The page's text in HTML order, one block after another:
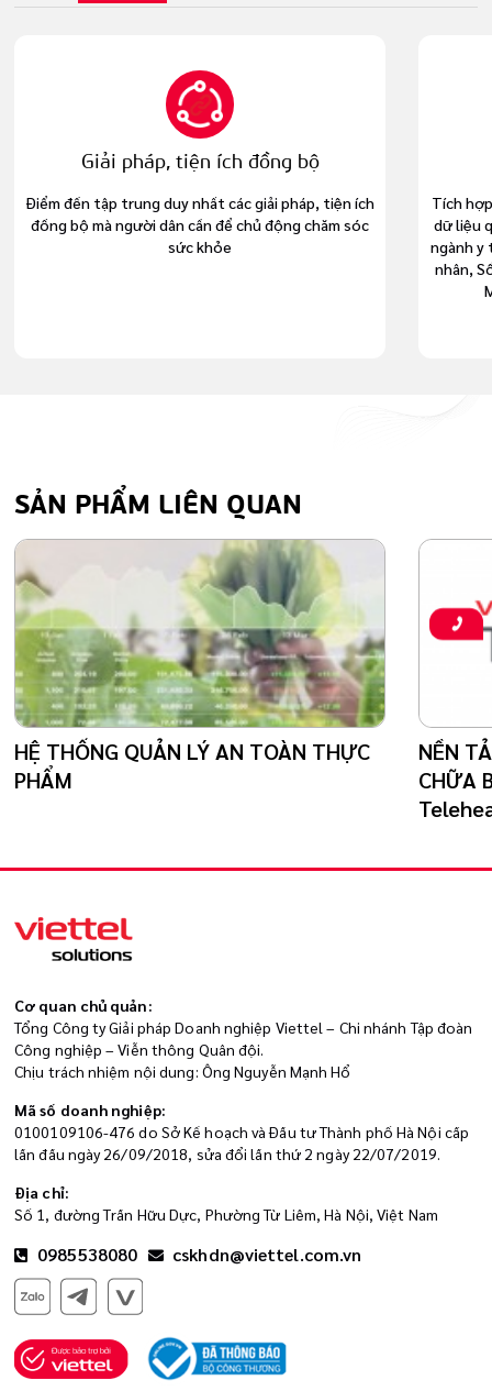
Giải pháp, tiện ích đồng bộ
Điểm đến tập trung duy nhất các giải pháp, tiện ích
đồng bộ mà người dân cần để chủ động chăm sóc
sức khỏe
Tích
dữ liệu
ngành y
nhân,
SẢN PHẨM LIÊN QUAN
HỆ THỐNG QUẢN LÝ AN TOÀN THỰC
PHẨM
NỀN
CHỮA
Cơ quan chủ quản:
Tổng Công ty Giải pháp Doanh nghiệp Viettel – Chi nhánh Tập đoàn
Công nghiệp – Viễn thông Quân đội.
Chịu trách nhiệm nội dung: Ông Nguyễn Mạnh Hổ
Mã số doanh nghiệp:
0100109106-476 do Sở Kế hoạch và Đầu tư Thành phố Hà Nội cấp
lần đầu ngày 26/09/2018, sửa đổi lần thứ 2 ngày 22/07/2019.
Địa chỉ:
Số 1, đường Trần Hữu Dực, Phường Từ Liêm, Hà Nội, Việt Nam
0985538080 cskhdn@viettel.com.vn